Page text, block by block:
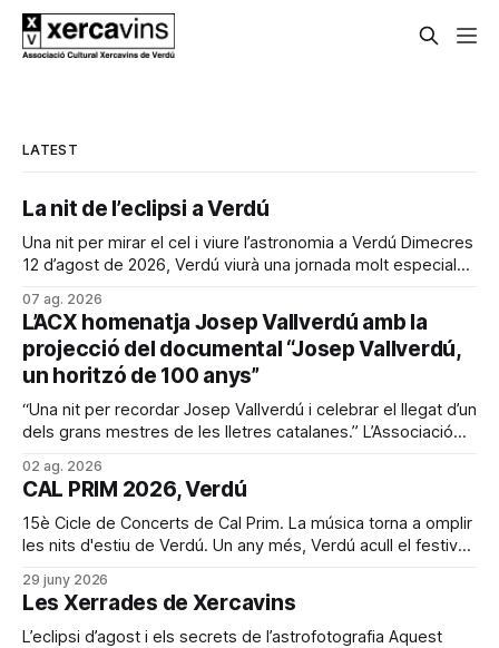
LATEST
La nit de l’eclipsi a Verdú
Una nit per mirar el cel i viure l’astronomia a Verdú Dimecres
12 d’agost de 2026, Verdú viurà una jornada molt especial
preparat una tarda i nit d’activitats per descobrir aquest
fenomen i continuar gaudint
07 ag. 2026
L’ACX homenatja Josep Vallverdú amb la
projecció del documental “Josep Vallverdú,
un horitzó de 100 anys”
“Una nit per recordar Josep Vallverdú i celebrar el llegat d’un
dels grans mestres de les lletres catalanes.” L’Associació
Vallverdú, una de les figures més estimades i
representatives de les lletres catalanes, amb la projecció
del documental “Josep Vallverdú,
02 ag. 2026
CAL PRIM 2026, Verdú
15è Cicle de Concerts de Cal Prim. La música torna a omplir
les nits d'estiu de Verdú. Un any més, Verdú acull el festival
de Concerts de Cal Prim, que enguany arriba a la seva 15a
edició,
29 juny 2026
Les Xerrades de Xercavins
L’eclipsi d’agost i els secrets de l’astrofotografia Aquest